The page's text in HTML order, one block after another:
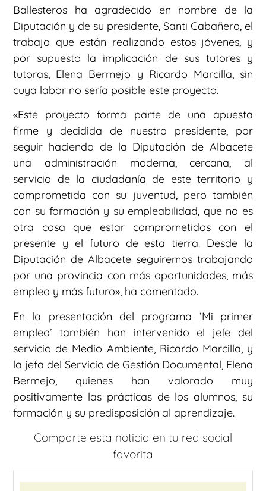
Ballesteros ha agradecido en nombre de la
Diputación y de su presidente, Santi Cabañero, el
trabajo que están realizando estos jóvenes, y
por supuesto la implicación de sus tutores y
tutoras, Elena Bermejo y Ricardo Marcilla, sin
cuya labor no sería posible este proyecto.
«Este proyecto forma parte de una apuesta
firme y decidida de nuestro presidente, por
seguir haciendo de la Diputación de Albacete
una administración moderna, cercana, al
servicio de la ciudadanía de este territorio y
comprometida con su juventud, pero también
con su formación y su empleabilidad, que no es
otra cosa que estar comprometidos con el
presente y el futuro de esta tierra. Desde la
Diputación de Albacete seguiremos trabajando
por una provincia con más oportunidades, más
empleo y más futuro», ha comentado.
En la presentación del programa ‘Mi primer
empleo’ también han intervenido el jefe del
servicio de Medio Ambiente, Ricardo Marcilla, y
la jefa del Servicio de Gestión Documental, Elena
Bermejo, quienes han valorado muy
positivamente las prácticas de los alumnos, su
formación y su predisposición al aprendizaje.
Comparte esta noticia en tu red social
favorita